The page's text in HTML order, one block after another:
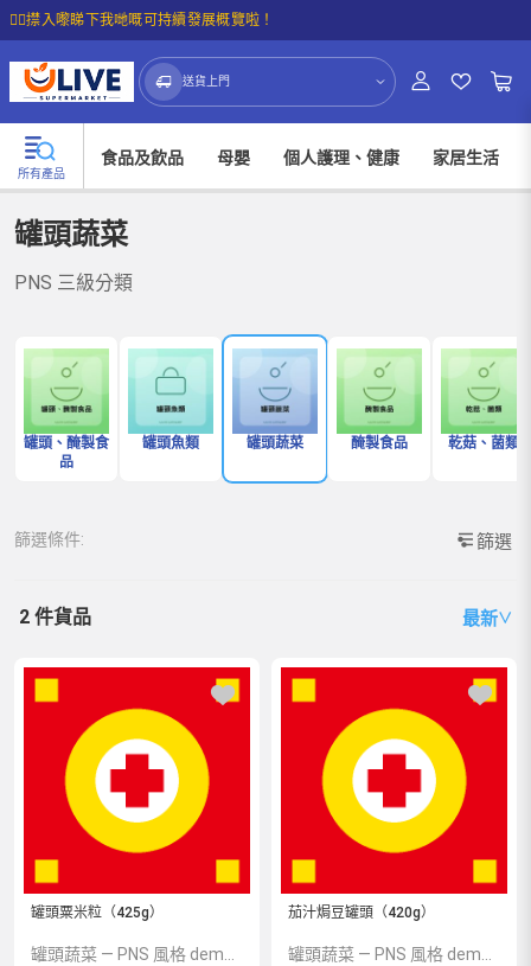
☝🏼㩒入嚟睇下我哋嘅可持續發展概覽啦！
送貨上門
所有產品
食品及飲品 母嬰 個人護理、健康 家居生活
罐頭蔬菜
PNS 三級分類
罐頭、醃製食
品
罐頭魚類 罐頭蔬菜 醃製食品 乾菇、菌類
篩選條件: 篩選
2 件貨品 最新∨
罐頭粟米粒（425g） 茄汁焗豆罐頭（420g）